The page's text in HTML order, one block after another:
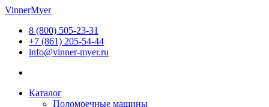
Перейти
содержимому
VinnerMyer
8 (800) 505-23-31
+7 (861) 205-54-44
info@vinner-myer.ru
Каталог
Поломоечные машины